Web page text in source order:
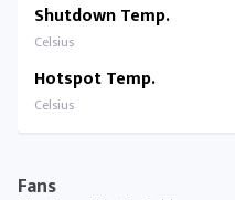
Shutdown Temp.
Celsius
Hotspot Temp.
Celsius
Fans